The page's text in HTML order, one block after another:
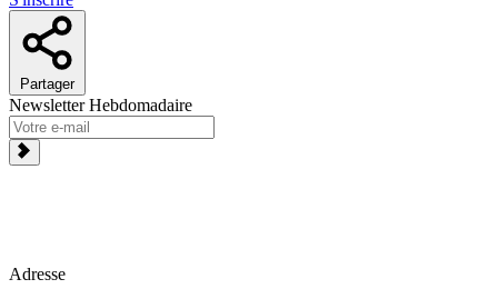
Partager
Newsletter Hebdomadaire
Adresse